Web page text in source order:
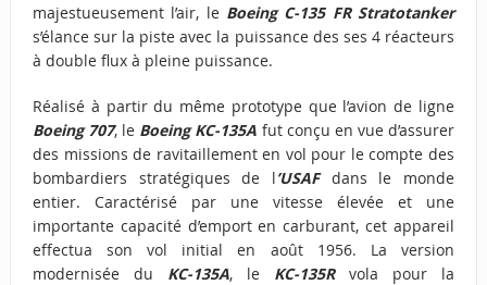
majestueusement l’air, le Boeing C-135 FR Stratotanker
s’élance sur la piste avec la puissance des ses 4 réacteurs
à double flux à pleine puissance.
Réalisé à partir du même prototype que l’avion de ligne
Boeing 707, le Boeing KC-135A fut conçu en vue d’assurer
des missions de ravitaillement en vol pour le compte des
bombardiers stratégiques de l’USAFdans le monde
entier. Caractérisé par une vitesse élevée et une
importante capacité d’emport en carburant, cet appareil
effectua son vol initial en août 1956. La version
modernisée du KC-135A, le KC-135Rvola pour la